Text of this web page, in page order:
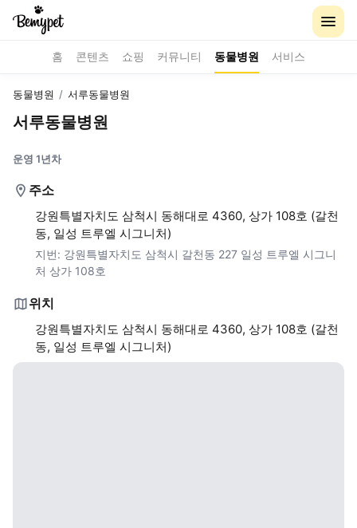
홈 콘텐츠 쇼핑 커뮤니티 동물병원 서비스
동물병원 / 서루동물병원
서루동물병원
운영 1년차
주소
강원특별자치도 삼척시 동해대로 4360, 상가 108호 (갈천
동, 일성 트루엘 시그니처)
지번: 강원특별자치도 삼척시 갈천동 227 일성 트루엘 시그니
처 상가 108호
위치
강원특별자치도 삼척시 동해대로 4360, 상가 108호 (갈천
동, 일성 트루엘 시그니처)